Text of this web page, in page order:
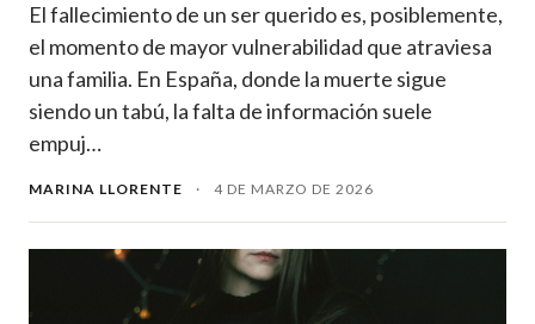
El fallecimiento de un ser querido es, posiblemente,
el momento de mayor vulnerabilidad que atraviesa
una familia. En España, donde la muerte sigue
siendo un tabú, la falta de información suele
empuj…
MARINA LLORENTE · 4 DE MARZO DE 2026